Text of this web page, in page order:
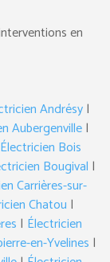
en
Andrésy|
Aubergenville|
Électricien Bois
Bougival |
Carrières-sur-
Chatou |
| Électricien
en-Yvelines |